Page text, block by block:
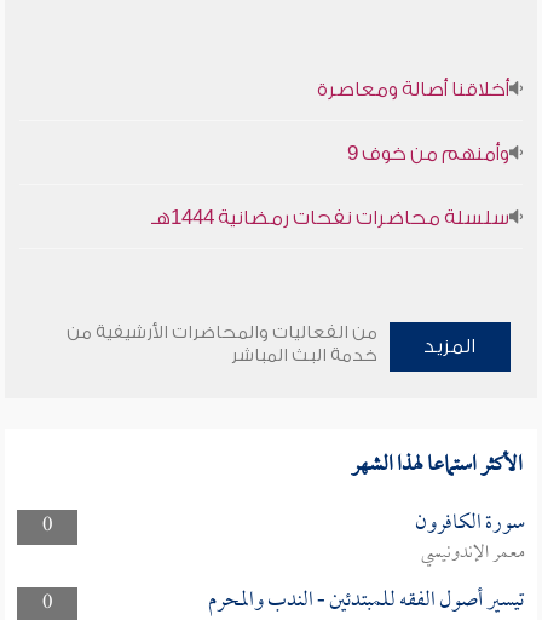
أخلاقنا أصالة ومعاصرة
وأمنهم من خوف 9
سلسلة محاضرات نفحات رمضانية 1444هـ
المزيد
من الفعاليات والمحاضرات الأرشيفية من
خدمة البث المباشر
الأكثر استماعا لهذا الشهر
0 سورة الكافرون
معمر الإندونيسي
0
تيسير أصول الفقه للمبتدئين - الندب والمحرم